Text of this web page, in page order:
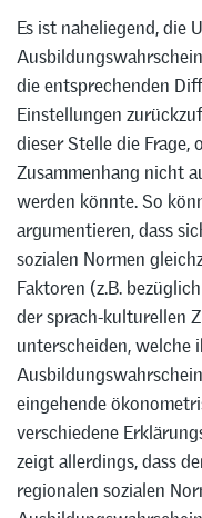
Es ist naheliegend, die
die entsprechenden
Einstellungen
dieser Stelle die
Zusammenhang nicht
werden könnte. So
argumentieren, dass
sozialen Normen
Faktoren (z.B.
der sprach-kulturellen
unterscheiden, welche
eingehende
verschiedene
zeigt allerdings, dass
regionalen sozialen